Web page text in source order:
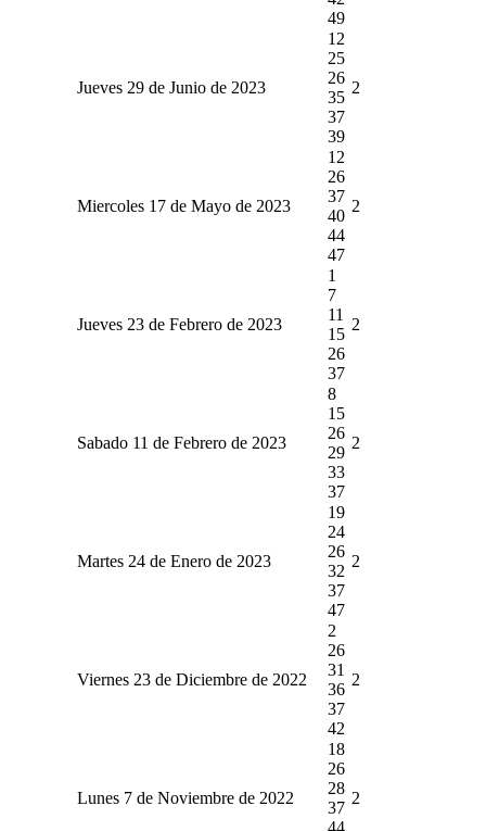
49
Jueves 29 de Junio de 2023
12
25
26
35
37
39
2
Miercoles 17 de Mayo de 2023
12
26
37
40
44
47
2
Jueves 23 de Febrero de 2023
1
7
11
15
26
37
2
Sabado 11 de Febrero de 2023
8
15
26
29
33
37
2
Martes 24 de Enero de 2023
19
24
26
32
37
47
2
Viernes 23 de Diciembre de 2022
2
26
31
36
37
42
2
Lunes 7 de Noviembre de 2022
18
26
28
37
44
2